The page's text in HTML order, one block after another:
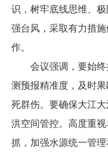
识，树牢底线思维、
强台风，采取有力措
作。
会议强调，要始终
测预报精准度，及时
死群伤。要确保大江
洪空间管控。高度重
抓，加强水源统一管